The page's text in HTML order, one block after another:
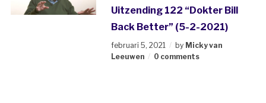
Uitzending 122 “Dokter Bill
Back Better” (5-2-2021)
februari 5, 2021 by Micky van
Leeuwen
0 comments